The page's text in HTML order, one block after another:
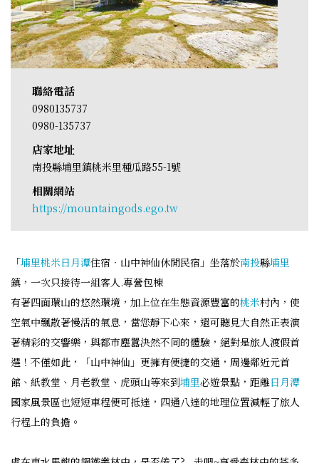
聯絡電話
0980135737
0980-135737
店家地址
南投縣埔里鎮桃米里種瓜路55-1號
相關網站
https://mountaingods.ego.tw
「埔里桃米日月潭住宿‧山中神仙休閒民宿」坐落於南投縣埔里
鎮，一次只接待一組客人.專營包棟
有著四面環山的悠然環境，加上位在生態資源豐富的桃米村內，使
空氣中飄散著慢活的氣息，當您靜下心來，還可聽見大自然正表演
著精彩的交響樂，與都市塵囂決然不同的體驗，絕對是旅人渡假首
選！不僅如此，「山中神仙」更擁有便捷的交通，周邊鄰近元首
館、紙教堂、月老教堂、虎頭山等來到埔里必遊景點，距離日月潭
國家風景區也短短車程便可抵達，四通八達的地理位置減輕了旅人
行程上的負擔。